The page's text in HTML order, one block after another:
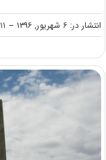
انتشار در: ۶ شهریور, ۱۳۹۶ -- ۱۱ دیدگاه